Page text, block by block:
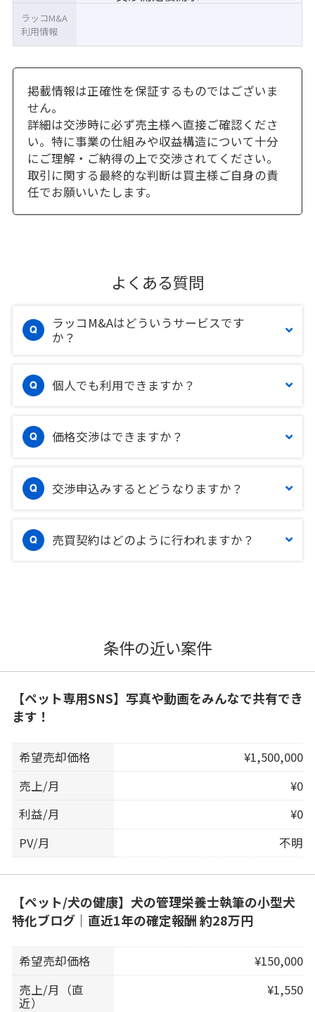
ラッコM&A
利用情報
掲載情報は正確性を保証するものではございま
せん。
詳細は交渉時に必ず売主様へ直接ご確認くださ
い。特に事業の仕組みや収益構造について十分
にご理解・ご納得の上で交渉されてください。
取引に関する最終的な判断は買主様ご自身の責
任でお願いいたします。
よくある質問
ラッコM&Aはどういうサービスです
か？
個人でも利用できますか？
価格交渉はできますか？
交渉申込みするとどうなりますか？
売買契約はどのように行われますか？
条件の近い案件
【ペット専用SNS】写真や動画をみんなで共有でき
ます！
希望売却価格
¥1,500,000
売上/月
¥0
利益/月
¥0
PV/月
不明
【ペット/犬の健康】犬の管理栄養士執筆の小型犬
特化ブログ｜直近1年の確定報酬 約28万円
希望売却価格
¥150,000
売上/月（直
近）
¥1,550